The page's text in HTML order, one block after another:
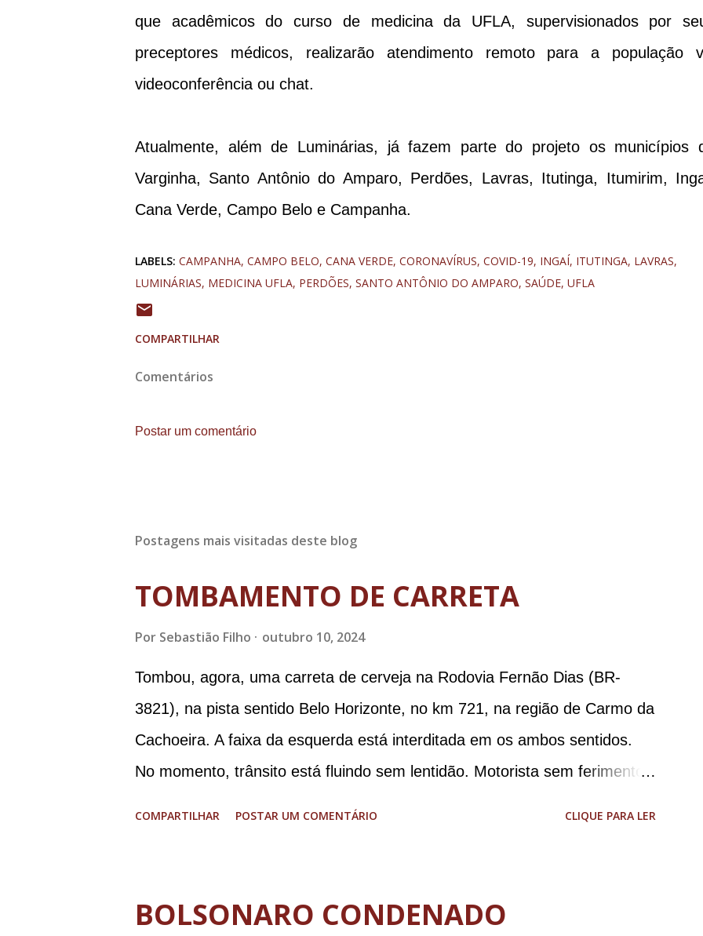
que acadêmicos do curso de medicina da UFLA, supervisionados por
preceptores médicos, realizarão atendimento remoto para a população
videoconferência ou chat.
Atualmente, além de Luminárias, já fazem parte do projeto os municípios
Varginha, Santo Antônio do Amparo, Perdões, Lavras, Itutinga, Itumirim,
Cana Verde, Campo Belo e Campanha.
LABELS: CAMPANHA CAMPO BELO CANA VERDE CORONAVÍRUS COVID-19 INGAÍ ITUTINGA LAVRAS
LUMINÁRIAS MEDICINA UFLA PERDÕES SANTO ANTÔNIO DO AMPARO SAÚDE UFLA
COMPARTILHAR
Comentários
Postar um comentário
Postagens mais visitadas deste blog
TOMBAMENTO DE CARRETA
Por Sebastião Filho outubro 10, 2024
Tombou, agora, uma carreta de cerveja na Rodovia Fernão Dias (BR-
3821), na pista sentido Belo Horizonte, no km 721, na região de Carmo da
Cachoeira. A faixa da esquerda está interditada em os ambos sentidos.
No momento, trânsito está fluindo sem lentidão. Motorista sem ferimentos
COMPARTILHAR POSTAR UM COMENTÁRIO CLIQUE PARA LER
BOLSONARO CONDENADO